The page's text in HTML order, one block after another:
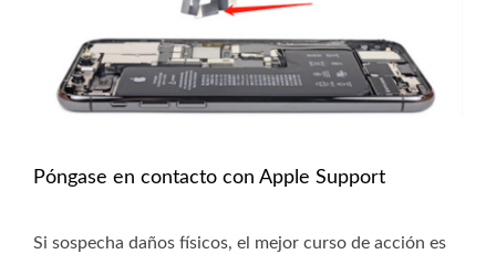
Póngase en contacto con Apple Support
Si sospecha daños físicos, el mejor curso de acción es